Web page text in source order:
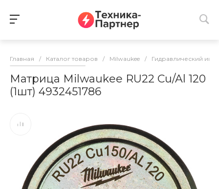
Главная / Каталог товаров / Milwaukee / Гидравлический
Матрица Milwaukee RU22 Cu/Al 120
(1шт) 4932451786